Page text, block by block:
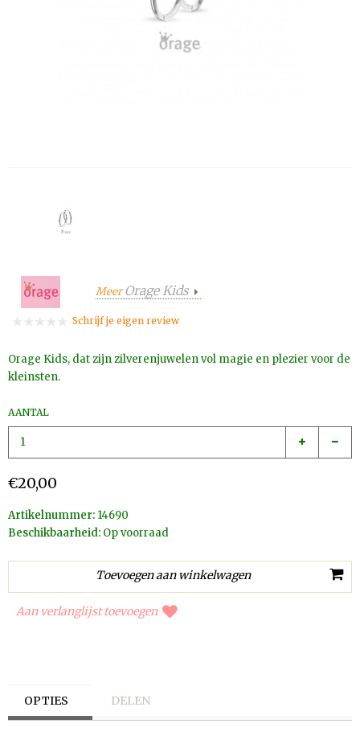
MeerOrage Kids
Schrijf je eigen review
Orage Kids, dat zijn zilverenjuwelen vol magie en plezier voor de
kleinsten.
AANTAL
€20,00
Artikelnummer: 14690
Beschikbaarheid: Op voorraad
Aan verlanglijst toevoegen
OPTIES DELEN